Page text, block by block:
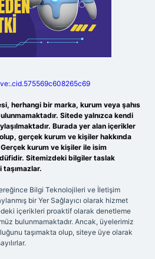
herhangi bir marka, kurum veya şahıs
Sitede yalnızca kendi
Burada yer alan içerikler
gerçek kurum ve kişiler hakkında
kurum ve kişiler ile isim
Sitemizdeki bilgiler taslak
Bilgi Teknolojileri ve İletişim
bir Yer Sağlayıcı olarak hizmet
içerikleri proaktif olarak denetleme
bulunmamaktadır. Ancak, üyelerimiz
taşımakta olup, siteye üye olarak